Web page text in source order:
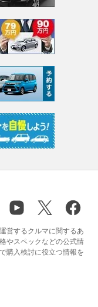
営するクルマに関するあ
やスペックなどの公式情
購入検討に役立つ情報を